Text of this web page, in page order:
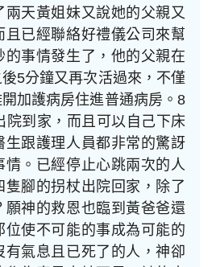
天黃姐妹又說她的父親又
已經聯絡好禮儀公司來幫
事情發生了，他的父親在
5分鐘又再次活過來，不僅
加護病房住進普通病房。8
院到家，而且可以自己下床
生跟護理人員都非常的驚訝
。已經停止心跳兩次的人
腳的拐杖出院回家，除了
神的救恩也臨到黃爸爸還
使不可能的事成為可能的
氣息且已死了的人，神卻